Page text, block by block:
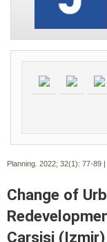
Planning. 2022; 32(1): 77-89 |
Change of
Carsisi